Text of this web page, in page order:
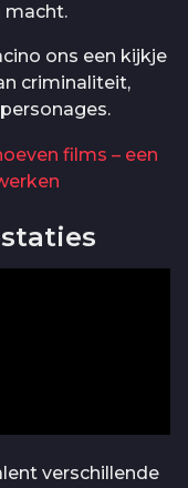
macht.
ons een kijkje
criminaliteit,
films – een
verschillende